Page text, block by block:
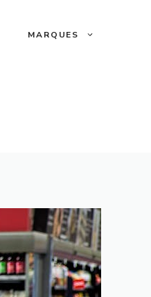
MARQUES